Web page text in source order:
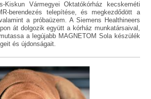
Kiskun Vármegyei Oktatókórház kecskeméti
berendezés telepítése, és megkezdődött a
a próbaüzem. A Siemens Healthineers
át dolgozik együtt a kórház munkatársaival,
a legújabb MAGNETOM Sola készülék
és újdonságait.